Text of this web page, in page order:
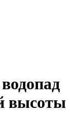
высоты